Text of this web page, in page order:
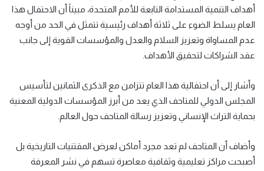
أهداف التنمية المستدامة التابعة للأمم المتحدة، مبيناً أن الاحتفال هذا
العام يسلط الضوء على ثلاثة أهداف رئيسية تتمثل في الحد من أوجه
عدم المساواة وتعزيز السلام والعدل والمؤسسات القوية إلى جانب
عقد الشراكات لتحقيق الأهداف.
وأشار إلى أن احتفالية هذا العام تتزامن مع الذكرى الثمانين لتأسيس
المجلس الدولي للمتاحف الذي يعد من أبرز المؤسسات الدولية المعنية
بحماية التراث الإنساني وتعزيز رسالة المتاحف حول العالم.
وأضاف أن المتاحف لم تعد مجرد أماكن لعرض المقتنيات التاريخية بل
أصبحت مراكز تعليمية وثقافية معاصرة تسهم في نشر المعرفة